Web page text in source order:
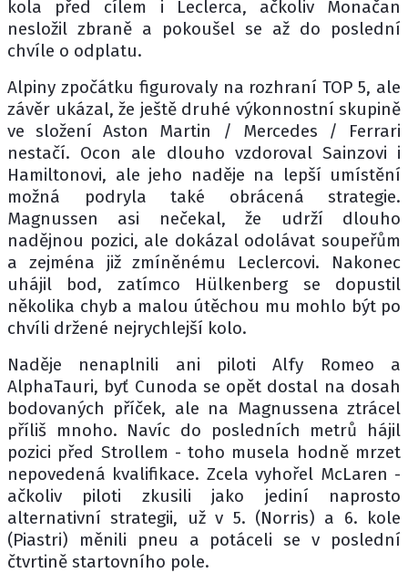
kola před cílem i Leclerca, ačkoliv Monačan
nesložil zbraně a pokoušel se až do poslední
chvíle o odplatu.
Alpiny zpočátku figurovaly na rozhraní TOP 5, ale
závěr ukázal, že ještě druhé výkonnostní skupině
ve složení Aston Martin / Mercedes / Ferrari
nestačí. Ocon ale dlouho vzdoroval Sainzovi i
Hamiltonovi, ale jeho naděje na lepší umístění
možná podryla také obrácená strategie.
Magnussen asi nečekal, že udrží dlouho
nadějnou pozici, ale dokázal odolávat soupeřům
a zejména již zmíněnému Leclercovi. Nakonec
uhájil bod, zatímco Hülkenberg se dopustil
několika chyb a malou útěchou mu mohlo být po
chvíli držené nejrychlejší kolo.
Naděje nenaplnili ani piloti Alfy Romeo a
AlphaTauri, byť Cunoda se opět dostal na dosah
bodovaných příček, ale na Magnussena ztrácel
příliš mnoho. Navíc do posledních metrů hájil
pozici před Strollem - toho musela hodně mrzet
nepovedená kvalifikace. Zcela vyhořel McLaren -
ačkoliv piloti zkusili jako jediní naprosto
alternativní strategii, už v 5. (Norris) a 6. kole
(Piastri) měnili pneu a potáceli se v poslední
čtvrtině startovního pole.